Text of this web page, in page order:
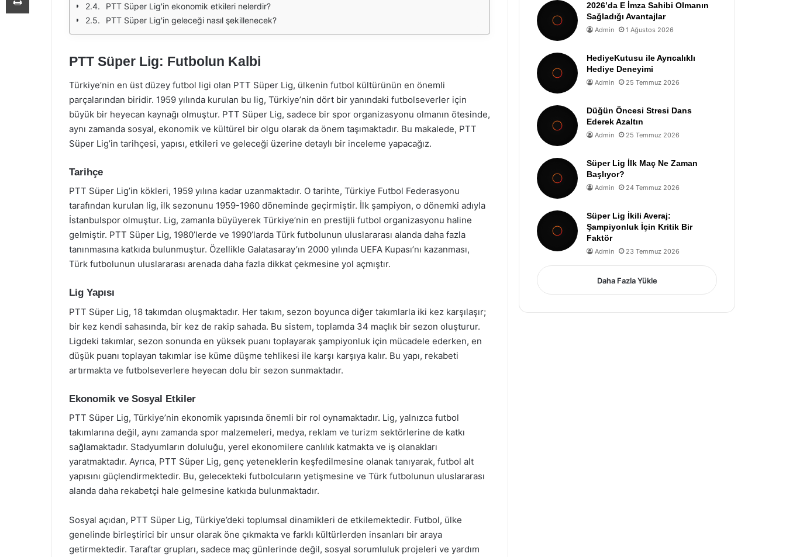
PTT Süper Lig'in ekonomik etkileri nelerdir?
PTT Süper Lig'in geleceği nasıl şekillenecek?
PTT Süper Lig: Futbolun Kalbi
Türkiye’nin en üst düzey futbol ligi olan PTT Süper Lig, ülkenin futbol kültürünün en önemli
parçalarından biridir. 1959 yılında kurulan bu lig, Türkiye’nin dört bir yanındaki futbolseverler için
büyük bir heyecan kaynağı olmuştur. PTT Süper Lig, sadece bir spor organizasyonu olmanın ötesinde,
aynı zamanda sosyal, ekonomik ve kültürel bir olgu olarak da önem taşımaktadır. Bu makalede, PTT
Süper Lig’in tarihçesi, yapısı, etkileri ve geleceği üzerine detaylı bir inceleme yapacağız.
Tarihçe
PTT Süper Lig’in kökleri, 1959 yılına kadar uzanmaktadır. O tarihte, Türkiye Futbol Federasyonu
tarafından kurulan lig, ilk sezonunu 1959-1960 döneminde geçirmiştir. İlk şampiyon, o dönemki adıyla
İstanbulspor olmuştur. Lig, zamanla büyüyerek Türkiye’nin en prestijli futbol organizasyonu haline
gelmiştir. PTT Süper Lig, 1980’lerde ve 1990’larda Türk futbolunun uluslararası alanda daha fazla
tanınmasına katkıda bulunmuştur. Özellikle Galatasaray’ın 2000 yılında UEFA Kupası’nı kazanması,
Türk futbolunun uluslararası arenada daha fazla dikkat çekmesine yol açmıştır.
Lig Yapısı
PTT Süper Lig, 18 takımdan oluşmaktadır. Her takım, sezon boyunca diğer takımlarla iki kez karşılaşır;
bir kez kendi sahasında, bir kez de rakip sahada. Bu sistem, toplamda 34 maçlık bir sezon oluşturur.
Ligdeki takımlar, sezon sonunda en yüksek puanı toplayarak şampiyonluk için mücadele ederken, en
düşük puanı toplayan takımlar ise küme düşme tehlikesi ile karşı karşıya kalır. Bu yapı, rekabeti
artırmakta ve futbolseverlere heyecan dolu bir sezon sunmaktadır.
Ekonomik ve Sosyal Etkiler
PTT Süper Lig, Türkiye’nin ekonomik yapısında önemli bir rol oynamaktadır. Lig, yalnızca futbol
takımlarına değil, aynı zamanda spor malzemeleri, medya, reklam ve turizm sektörlerine de katkı
sağlamaktadır. Stadyumların doluluğu, yerel ekonomilere canlılık katmakta ve iş olanakları
yaratmaktadır. Ayrıca, PTT Süper Lig, genç yeteneklerin keşfedilmesine olanak tanıyarak, futbol alt
yapısını güçlendirmektedir. Bu, gelecekteki futbolcuların yetişmesine ve Türk futbolunun uluslararası
alanda daha rekabetçi hale gelmesine katkıda bulunmaktadır.
Sosyal açıdan, PTT Süper Lig, Türkiye’deki toplumsal dinamikleri de etkilemektedir. Futbol, ülke
genelinde birleştirici bir unsur olarak öne çıkmakta ve farklı kültürlerden insanları bir araya
getirmektedir. Taraftar grupları, sadece maç günlerinde değil, sosyal sorumluluk projeleri ve yardım
2026’da E İmza Sahibi Olmanın
Sağladığı Avantajlar
Admin 1 Ağustos 2026
HediyeKutusu ile Ayrıcalıklı
Hediye Deneyimi
Admin 25 Temmuz 2026
Düğün Öncesi Stresi Dans
Ederek Azaltın
Admin 25 Temmuz 2026
Süper Lig İlk Maç Ne Zaman
Başlıyor?
Admin 24 Temmuz 2026
Süper Lig İkili Averaj:
Şampiyonluk İçin Kritik Bir
Faktör
Admin 23 Temmuz 2026
Daha Fazla Yükle